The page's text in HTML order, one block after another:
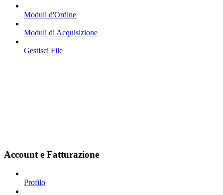
Moduli d'Ordine
Moduli di Acquisizione
Gestisci File
Account e Fatturazione
Profilo